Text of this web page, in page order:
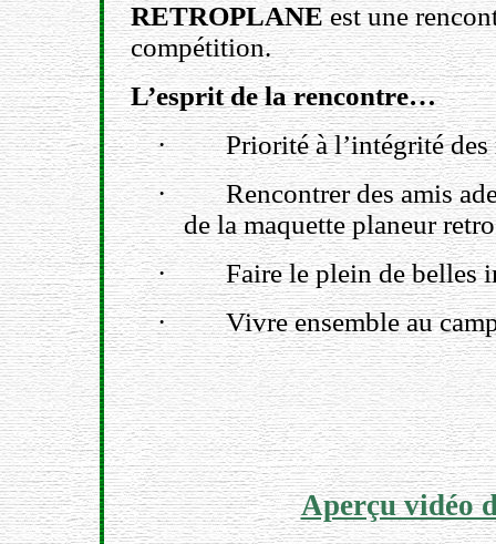
RETROPLANEest une
compétition.
L’esprit de la rencontre…
·
Priorité à l’intégrité des
·
Rencontrer des amis
de la maquette planeur retro
·
Faire le plein de belles
·
Vivre ensemble au
Aperçu vidéo